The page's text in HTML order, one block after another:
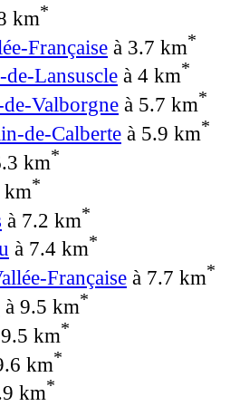
km*
Française à 3.7 km*
Lansuscle à 4 km*
Valborgne à 5.7 km*
de-Calberte à 5.9 km*
km*
km*
à 7.2 km*
à 7.4 km*
Française à 7.7 km*
à 9.5 km*
km*
km*
km*